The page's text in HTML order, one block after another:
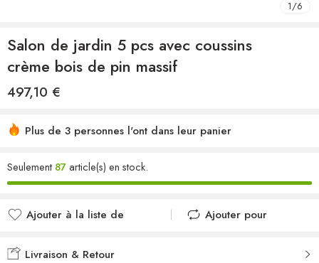
1/6
Salon de jardin 5 pcs avec coussins
crème bois de pin massif
497,10 €
Plus de 3 personnes l'ont dans leur panier
Seulement 87article(s) en stock.
Ajouter à la liste de
Ajouté à la liste de
Ajouter pour
Livraison & Retour